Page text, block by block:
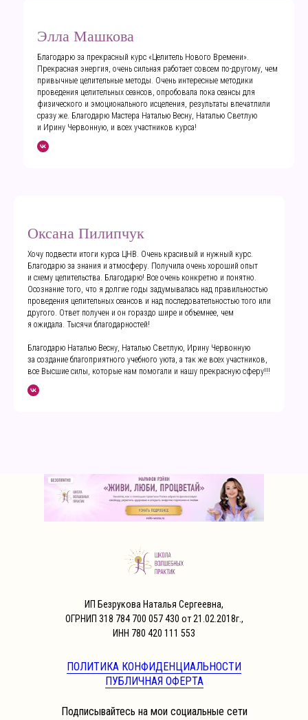
Элла Машкова
Благодарю за прекрасный курс «Целитель Нового Времени».
Прекрасная энергия, очень сильная работает совсем по-другому, чем
привычные целительные методы. Очень интересные методики
проведения целительных сеансов, опробовала пока сеансы для
физического и эмоционального исцеления, результаты впечатлили
сразу же. Благодарю Мастера Наталью Весну, Наталью Светлую
и Ирину Червонную, и всех участников курса!
Оксана Пилипчук
Хочу подвести итоги курса ЦНВ. Очень красивый и нужный курс.
Благодарю за знания и атмосферу. Получила очень хороший опыт
и схему целительства. Благодарю! Все очень конкретно и понятно.
Осознание того, что я долгие годы задумывалась над правильностью
проведения целительных сеансов и над последовательностью того или
другого. Ответ получен и он гораздо шире и объемнее, чем
я ожидала. Тысячи благодарностей!
Благодарю Наталью Весну, Наталью Светлую, Ирину Червонную
за создание благоприятного учебного уюта, а так же всех участников,
все Высшие силы, которые нам помогали и нашу прекрасную сферу!!!
ПОЛИТИКА КОНФИДЕНЦИАЛЬНОСТИ
ПУБЛИЧНАЯ ОФЕРТА
ИП Безрукова Наталья Сергеевна,
ОГРНИП 318 784 700 057 430 от 21.02.2018г.,
ИНН 780 420 111 553
Подписывайтесь на мои социальные сети